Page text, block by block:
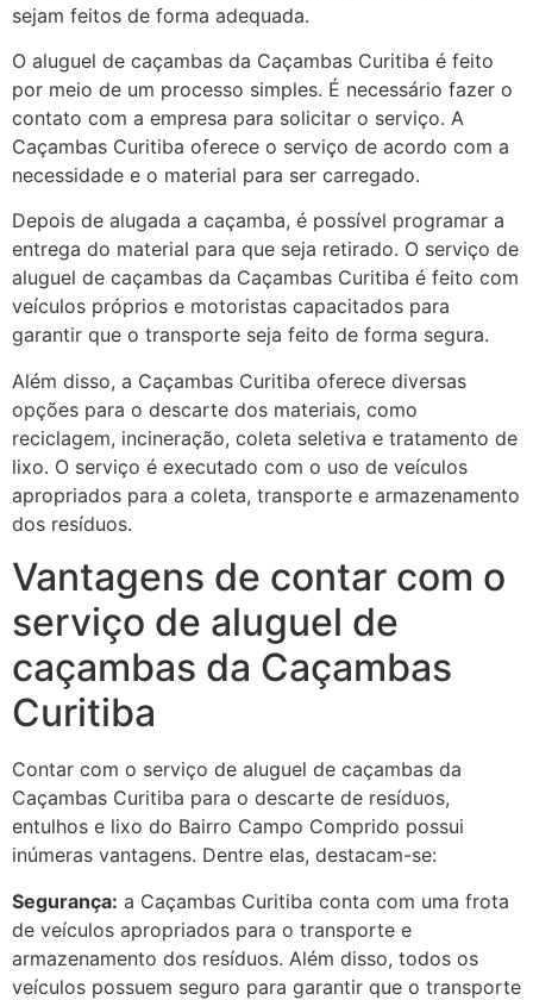
sejam feitos de forma adequada.
O aluguel de caçambas da Caçambas Curitiba é feito
por meio de um processo simples. É necessário fazer o
contato com a empresa para solicitar o serviço. A
Caçambas Curitiba oferece o serviço de acordo com a
necessidade e o material para ser carregado.
Depois de alugada a caçamba, é possível programar a
entrega do material para que seja retirado. O serviço de
aluguel de caçambas da Caçambas Curitiba é feito com
veículos próprios e motoristas capacitados para
garantir que o transporte seja feito de forma segura.
Além disso, a Caçambas Curitiba oferece diversas
opções para o descarte dos materiais, como
reciclagem, incineração, coleta seletiva e tratamento de
lixo. O serviço é executado com o uso de veículos
apropriados para a coleta, transporte e armazenamento
dos resíduos.
Vantagens de contar com o
serviço de aluguel de
caçambas da Caçambas
Curitiba
Contar com o serviço de aluguel de caçambas da
Caçambas Curitiba para o descarte de resíduos,
entulhos e lixo do Bairro Campo Comprido possui
inúmeras vantagens. Dentre elas, destacam-se:
Segurança: a Caçambas Curitiba conta com uma frota
de veículos apropriados para o transporte e
armazenamento dos resíduos. Além disso, todos os
veículos possuem seguro para garantir que o transporte